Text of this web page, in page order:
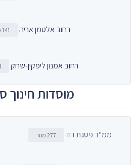
רחוב אלטמן אריה 141 מטר
רחוב אמנון ליפקין-שחק
מוסדות חינוך
ממ"ד פסגת דוד 277 מטר